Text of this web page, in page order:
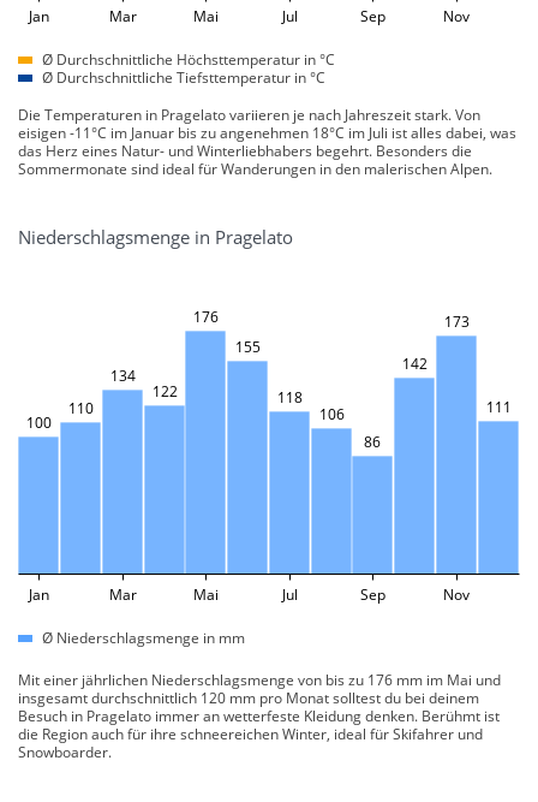
Jan Mar Mai Jul Sep Nov
Ø Durchschnittliche Höchsttemperatur in °C
Ø Durchschnittliche Tiefsttemperatur in °C
Die Temperaturen in Pragelato variieren je nach Jahreszeit stark. Von
eisigen -11°C im Januar bis zu angenehmen 18°C im Juli ist alles dabei, was
das Herz eines Natur- und Winterliebhabers begehrt. Besonders die
Sommermonate sind ideal für Wanderungen in den malerischen Alpen.
Niederschlagsmenge in Pragelato
100
110
134
122
176
155
118
106
86
142
173
111
Jan Mar Mai Jul Sep Nov
Ø Niederschlagsmenge in mm
Mit einer jährlichen Niederschlagsmenge von bis zu 176 mm im Mai und
insgesamt durchschnittlich 120 mm pro Monat solltest du bei deinem
Besuch in Pragelato immer an wetterfeste Kleidung denken. Berühmt ist
die Region auch für ihre schneereichen Winter, ideal für Skifahrer und
Snowboarder.